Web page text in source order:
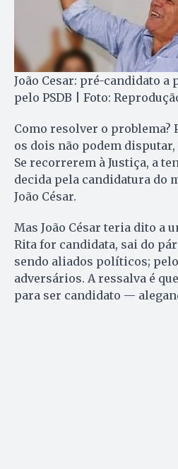
João Cesar: pré-candidato a
pelo PSDB | Foto:
Como resolver o problema?
os dois não podem
Se recorrerem à Justiça, a
decida pela candidatura do
João César.
Mas João César teria dito a
Rita for candidata, sai do
sendo aliados políticos;
adversários. A ressalva é
para ser candidato —